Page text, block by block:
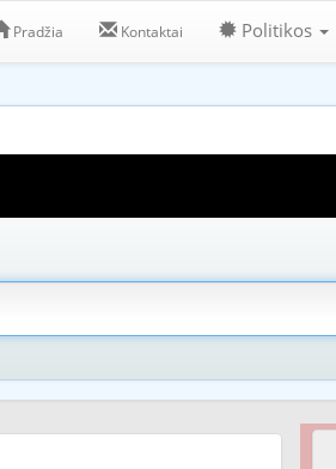
Pradžia Kontaktai Politikos